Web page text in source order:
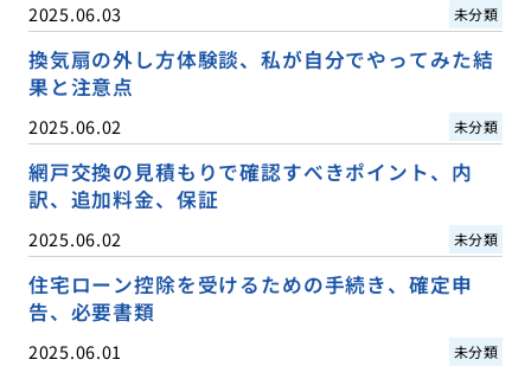
2025.06.03 未分類
換気扇の外し方体験談、私が自分でやってみた結
果と注意点
2025.06.02 未分類
網戸交換の見積もりで確認すべきポイント、内
訳、追加料金、保証
2025.06.02 未分類
住宅ローン控除を受けるための手続き、確定申
告、必要書類
2025.06.01 未分類